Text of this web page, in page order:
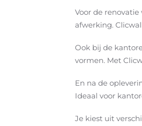
Voor de
afwerking.
Ook bij de
vormen. Met
En na de
Ideaal voor
Je kiest uit